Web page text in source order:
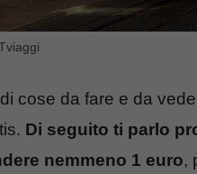
cose da fare e da
Di seguito ti parlo
nemmeno 1 euro,